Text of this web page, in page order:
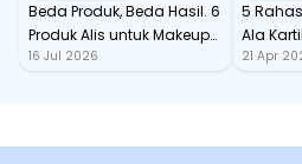
Beda Produk, Beda Hasil. 6
Produk Alis untuk Makeup
Mata yang On Point
16 Jul 2026
5
Ala
Wajib
21 Apr